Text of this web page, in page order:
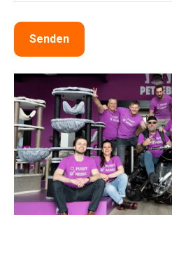
Senden